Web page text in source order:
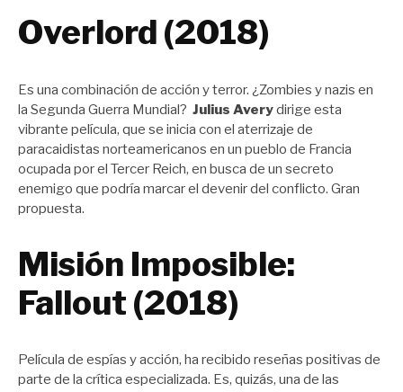
Overlord (2018)
Es una combinación de acción y terror. ¿Zombies y nazis en
la Segunda Guerra Mundial? Julius Averydirige esta
vibrante película, que se inicia con el aterrizaje de
paracaidistas norteamericanos en un pueblo de Francia
ocupada por el Tercer Reich, en busca de un secreto
enemigo que podría marcar el devenir del conflicto. Gran
propuesta.
Misión Imposible:
Fallout (2018)
Película de espías y acción, ha recibido reseñas positivas de
parte de la crítica especializada. Es, quizás, una de las